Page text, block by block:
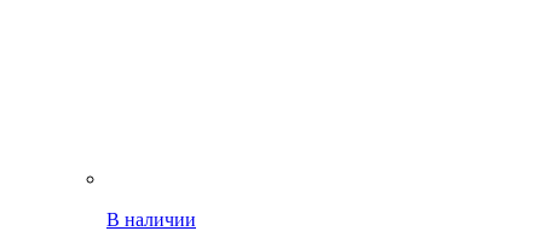
В наличии